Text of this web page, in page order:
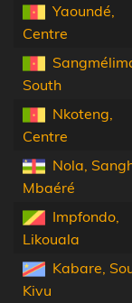
Yaoundé,
Centre
South
Nkoteng,
Centre
Nola,
Mbaéré
Impfondo,
Likouala
Kabare,
Kivu